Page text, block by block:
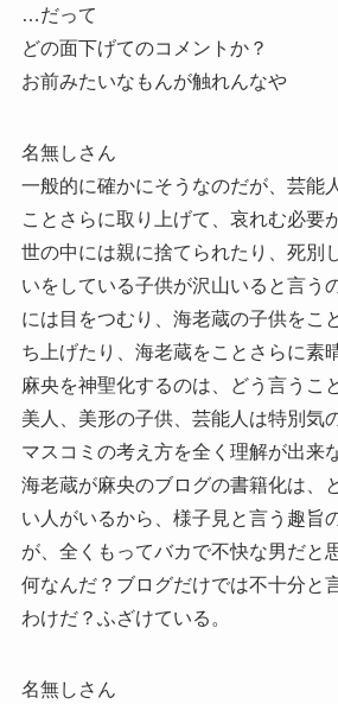
…だって
どの面下げてのコメントか？
お前みたいなもんが触れんなや
名無しさん
一般的に確かにそうなのだが、芸能
ことさらに取り上げて、哀れむ必要
世の中には親に捨てられたり、死別
いをしている子供が沢山いると言う
には目をつむり、海老蔵の子供をこ
ち上げたり、海老蔵をことさらに素
麻央を神聖化するのは、どう言うこ
美人、美形の子供、芸能人は特別気
マスコミの考え方を全く理解が出来
海老蔵が麻央のブログの書籍化は、
い人がいるから、様子見と言う趣旨
が、全くもってバカで不快な男だと
何なんだ？ブログだけでは不十分と
わけだ？ふざけている。
名無しさん